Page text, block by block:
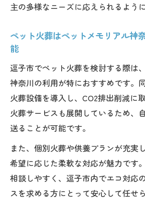
主の多様なニーズに応えられるよう
ペット火葬はペットメモリアル神
能
逗子市でペット火葬を検討する際は
神奈川の利用が特におすすめです。
火葬設備を導入し、CO2排出削減に
火葬サービスも展開しているため、
送ることが可能です。
また、個別火葬や供養プランが充実
希望に応じた柔軟な対応が魅力です
相談しやすく、逗子市内でエコ対応
スを求める方にとって安心して任せ